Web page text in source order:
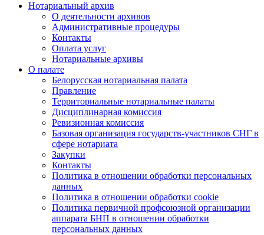
Нотариальный архив
О деятельности архивов
Административные процедуры
Контакты
Оплата услуг
Нотариальные архивы
О палате
Белорусская нотариальная палата
Правление
Территориальные нотариальные палаты
Дисциплинарная комиссия
Ревизионная комиссия
Базовая организация государств-участников СНГ в
сфере нотариата
Закупки
Контакты
Политика в отношении обработки персональных
данных
Политика в отношении обработки cookie
Политика первичной профсоюзной организации
аппарата БНП в отношении обработки
персональных данных